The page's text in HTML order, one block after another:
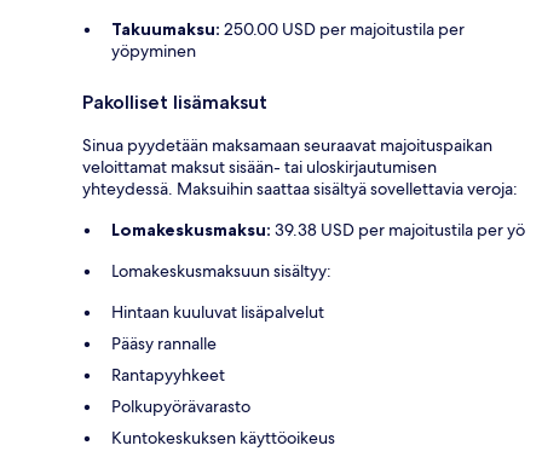
Takuumaksu: 250.00 USD per majoitustila per
yöpyminen
Pakolliset lisämaksut
Sinua pyydetään maksamaan seuraavat majoituspaikan
veloittamat maksut sisään- tai uloskirjautumisen
yhteydessä. Maksuihin saattaa sisältyä sovellettavia veroja:
Lomakeskusmaksu: 39.38 USD per majoitustila per yö
Lomakeskusmaksuun sisältyy:
Hintaan kuuluvat lisäpalvelut
Pääsy rannalle
Rantapyyhkeet
Polkupyörävarasto
Kuntokeskuksen käyttöoikeus